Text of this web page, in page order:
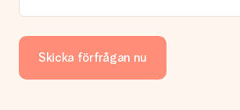
Skicka förfrågan nu